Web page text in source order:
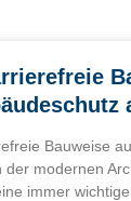
Bauweise
der modernen
immer